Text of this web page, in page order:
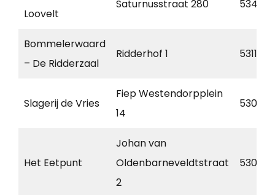
Loovelt
Saturnusstraat 280 5345
Bommelerwaard
– De Ridderzaal
Ridderhof 1 5311 CM
Slagerij de Vries
Fiep Westendorpplein
14
5301 PA
Het Eetpunt
Johan van
Oldenbarneveldtstraat
2
5301